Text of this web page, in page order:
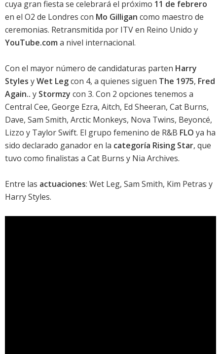
cuya gran fiesta se celebrará el próximo 11 de febrero
en el O2 de Londres con Mo Gilligan como maestro de
ceremonias. Retransmitida por ITV en Reino Unido y
YouTube.com a nivel internacional.
Con el mayor número de candidaturas parten Harry
Styles yWet Legcon 4, a quienes siguen The 1975, Fred
Again.. y Stormzy con 3. Con 2 opciones tenemos a
Central Cee, George Ezra, Aitch, Ed Sheeran, Cat Burns,
Dave, Sam Smith, Arctic Monkeys, Nova Twins, Beyoncé,
Lizzo y Taylor Swift. El grupo femenino de R&B FLO ya ha
sido declarado ganador en la categoría Rising Star, que
tuvo como finalistas a Cat Burns y Nia Archives.
Entre las actuaciones: Wet Leg, Sam Smith, Kim Petras y
Harry Styles.